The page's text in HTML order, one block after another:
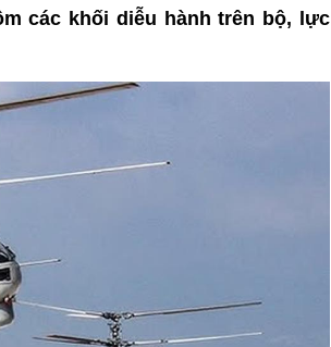
các khối diễu hành trên bộ, lực